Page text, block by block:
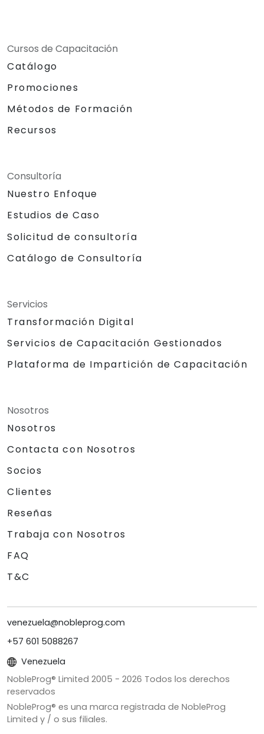
Cursos de Capacitación
Catálogo
Promociones
Métodos de Formación
Recursos
Consultoría
Nuestro Enfoque
Estudios de Caso
Solicitud de consultoría
Catálogo de Consultoría
Servicios
Transformación Digital
Servicios de Capacitación Gestionados
Plataforma de Impartición de Capacitación
Nosotros
Nosotros
Contacta con Nosotros
Socios
Clientes
Reseñas
Trabaja con Nosotros
FAQ
T&C
venezuela@nobleprog.com
+57 601 5088267
Venezuela
NobleProg® Limited 2005 - 2026 Todos los derechos
reservados
NobleProg® es una marca registrada de NobleProg
Limited y / o sus filiales.